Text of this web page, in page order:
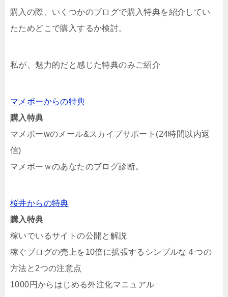
購入の際、いくつかのブログで購入特典を紹介してい
たためどこで購入するか検討。
私が、魅力的だと感じた特典のみご紹介
マメボーからの特典
購入特典
マメボーwのメール&スカイプサポート(24時間以内返
信)
マメボーｗのあなたのブログ診断。
桜井からの特典
購入特典
稼いでいるサイトの公開と解説
稼ぐブログの売上を10倍に拡張するシンプルな４つの
方法と2つの注意点
1000円からはじめる外注化マニュアル